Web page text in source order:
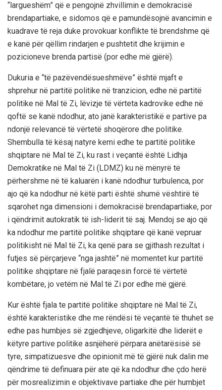
“largueshëm” që e pengojnë zhvillimin e demokracisë
brendapartiake, e sidomos që e pamundësojnë avancimin e
kuadrave të reja duke provokuar konflikte të brendshme që
e kanë për qëllim rindarjen e pushtetit dhe krijimin e
pozicioneve brenda partisë (por edhe më gjërë).
Dukuria e “të pazëvendësueshmëve” është mjaft e
shprehur në partitë politike në tranzicion, edhe në partitë
politike në Mal të Zi, lëvizje të vërteta kadrovike edhe në
qoftë se kanë ndodhur, ato janë karakteristikë e partive pa
ndonjë relevancë të vërtetë shoqërore dhe politike.
Shembulla të kësaj natyre kemi edhe te partitë politike
shqiptare në Mal të Zi, ku rast i veçantë është Lidhja
Demokratike në Mal të Zi (LDMZ) ku në mënyrë të
përhershme në të kaluarën i kanë ndodhur turbulenca, por
ajo që ka ndodhur në këtë parti është shumë vështirë të
sqarohet nga dimensioni i demokracisë brendapartiake, por
i qëndrimit autokratik të ish-liderit të saj. Mendoj se ajo që
ka ndodhur me partitë politike shqiptare që kanë vepruar
politikisht në Mal të Zi, ka qenë para se gjithash rezultat i
futjes së përçarjeve “nga jashtë” në momentet kur partitë
politike shqiptare në fjalë paraqesin forcë të vërtetë
kombëtare, jo vetëm në Mal të Zi por edhe më gjërë.
Kur është fjala te partitë politike shqiptare në Mal të Zi,
është karakteristike dhe me rëndësi të veçantë të thuhet se
edhe pas humbjes së zgjedhjeve, oligarkitë dhe liderët e
këtyre partive politike asnjëherë përpara anëtarësisë së
tyre, simpatizuesve dhe opinionit më të gjërë nuk dalin me
qëndrime të definuara për ate që ka ndodhur dhe çdo herë
për mosrealizimin e objektivave partiake dhe për humbjet